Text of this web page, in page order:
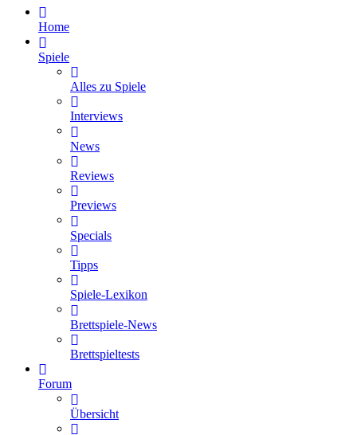
Home
Spiele
Alles zu Spiele
Interviews
News
Reviews
Previews
Specials
Tipps
Spiele-Lexikon
Brettspiele-News
Brettspieltests
Forum
Übersicht